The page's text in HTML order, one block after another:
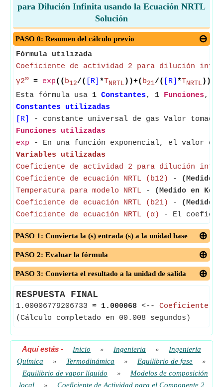
para Dilución Infinita usando la Ecuación NRTL
Solución
PASO 0: Resumen del cálculo previo
Fórmula utilizada
Coeficiente de actividad 2 para dilución
γ2∞ = exp(( b12/( [R] *TNRTL ))+( b21/( [R] *TNRTL ))*
Esta fórmula usa 1 Constantes, 1 Funciones,
Constantes utilizadas
[R]
- constante universal de gas Valor tomado
Funciones utilizadas
exp - En una función exponencial, el valor de
Variables utilizadas
Coeficiente de actividad 2 para dilución
Coeficiente de ecuación NRTL (b12)
-
(Medido
Temperatura para modelo NRTL -
(Medido en
Coeficiente de ecuación NRTL (b21)
-
(Medido
Coeficiente de ecuación NRTL (α)
- El
PASO 1: Convierta la (s) entrada (s) a la unidad base
PASO 2: Evaluar la fórmula
PASO 3: Convierta el resultado a la unidad de salida
RESPUESTA FINAL
1.00006779206733 ≈ 1.000068 <-- Coeficiente
(Cálculo completado en 00.008 segundos)
Aquí estás - Inicio » Ingenieria »
Ingeniería
Química
» Termodinámica » Equilibrio de fase
»
Equilibrio de vapor líquido
»
Modelos de composición
local
» Coeficiente de Actividad para el Componente 2